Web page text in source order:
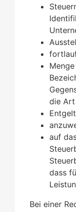
die Art
auf
dass
Bei einer